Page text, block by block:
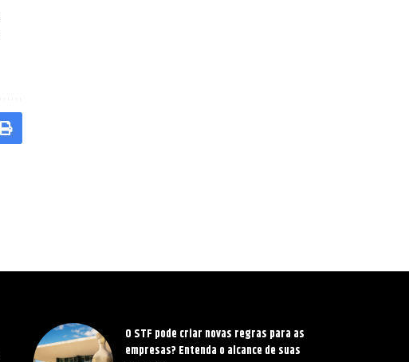
O STF pode criar novas regras para as
empresas? Entenda o alcance de suas